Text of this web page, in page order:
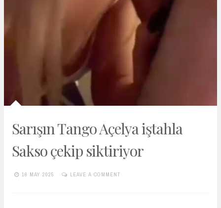
Sarışın Tango Açelya iştahla
Sakso çekip siktiriyor
16 MAY 2025
LEAVE A COMMENT